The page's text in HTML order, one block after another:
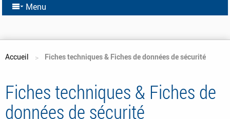
Menu
Vous êtes ici
Accueil Fiches techniques & Fiches de données de sécurité
Fiches techniques & Fiches de
données de sécurité